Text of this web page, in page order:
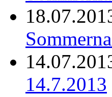
14.7.2013